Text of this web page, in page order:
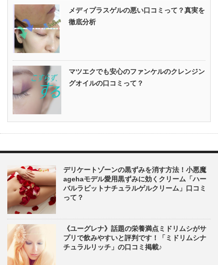
メディプラスゲルの悪い口コミって？真実を
徹底分析
マツエクでも安心のファンケルのクレンジン
グオイルの口コミって？
デリケートゾーンの黒ずみを消す方法！小悪魔
agehaモデル愛用黒ずみに効くクリーム「ハー
バルラビットナチュラルゲルクリーム」口コミ
って？
《ユーグレナ》話題の栄養満点ミドリムシがサ
プリで飲みやすいと評判です！「ミドリムシナ
チュラルリッチ」の口コミ掲載♪